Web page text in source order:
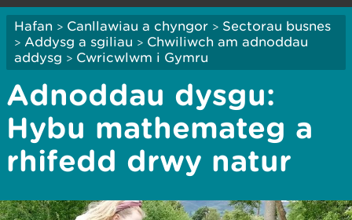
Hafan > Canllawiau a chyngor > Sectorau busnes
> Addysg a sgiliau > Chwiliwch am adnoddau
addysg > Cwricwlwm i Gymru
Adnoddau dysgu:
Hybu mathemateg a
rhifedd drwy natur